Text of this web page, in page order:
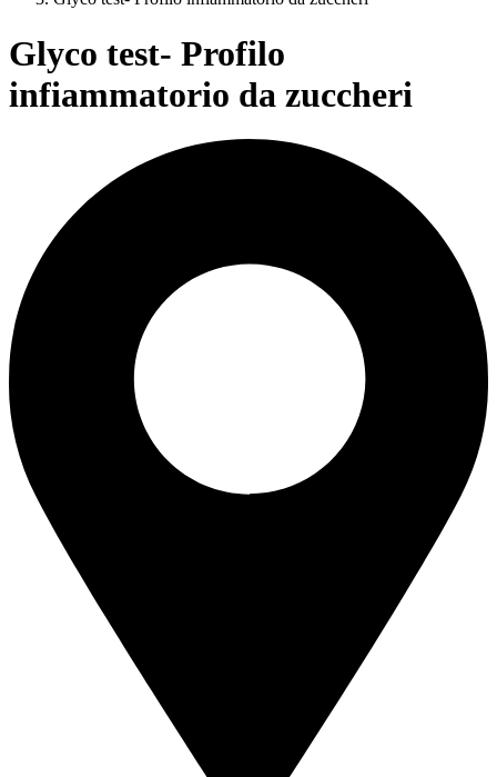
Glyco test- Profilo
infiammatorio da zuccheri